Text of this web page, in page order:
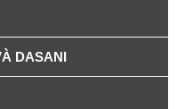
DASANI